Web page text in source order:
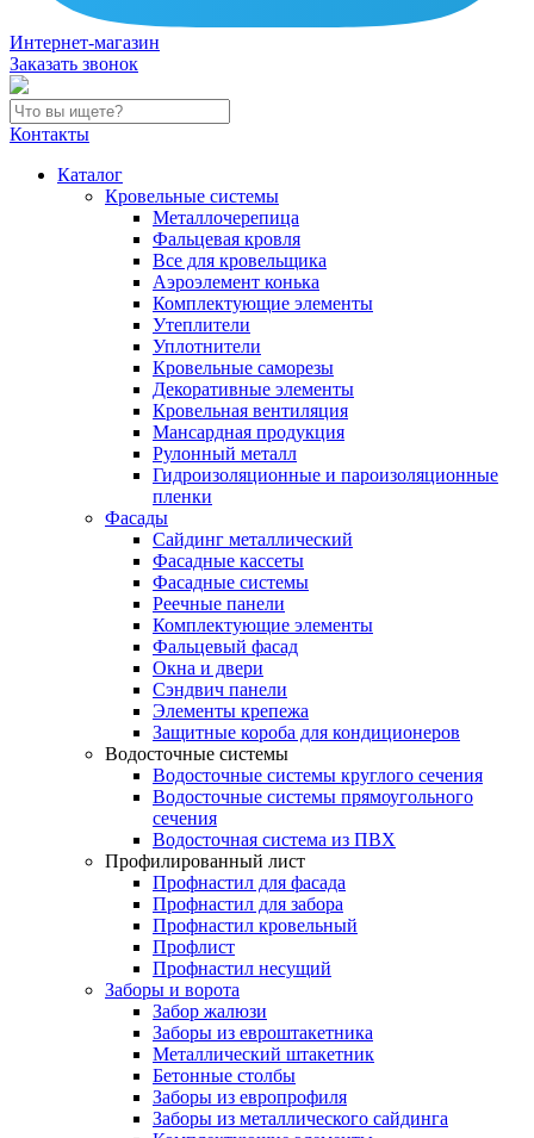
Интернет-магазин
Заказать звонок
Контакты
Каталог
Кровельные системы
Металлочерепица
Фальцевая кровля
Все для кровельщика
Аэроэлемент конька
Комплектующие элементы
Утеплители
Уплотнители
Кровельные саморезы
Декоративные элементы
Кровельная вентиляция
Мансардная продукция
Рулонный металл
Гидроизоляционные и пароизоляционные
пленки
Фасады
Сайдинг металлический
Фасадные кассеты
Фасадные системы
Реечные панели
Комплектующие элементы
Фальцевый фасад
Окна и двери
Сэндвич панели
Элементы крепежа
Защитные короба для кондиционеров
Водосточные системы
Водосточные системы круглого сечения
Водосточные системы прямоугольного
сечения
Водосточная система из ПВХ
Профилированный лист
Профнастил для фасада
Профнастил для забора
Профнастил кровельный
Профлист
Профнастил несущий
Заборы и ворота
Забор жалюзи
Заборы из евроштакетника
Металлический штакетник
Бетонные столбы
Заборы из европрофиля
Заборы из металлического сайдинга